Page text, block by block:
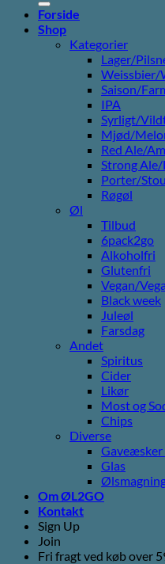
Forside
Shop
Kategorier
Lager/
Weissbier/
Saison/
IPA
Syrligt/
Mjød/
Red Ale/
Strong
Porter/
Røgøl
Øl
Tilbud
6pack2go
Alkoholfri
Glutenfri
Vegan/
Black week
Juleøl
Farsdag
Andet
Spiritus
Cider
Likør
Most og
Chips
Diverse
Gaveæsker
Glas
Om ØL2GO
Kontakt
Sign Up
Join
Fri fragt ved køb over